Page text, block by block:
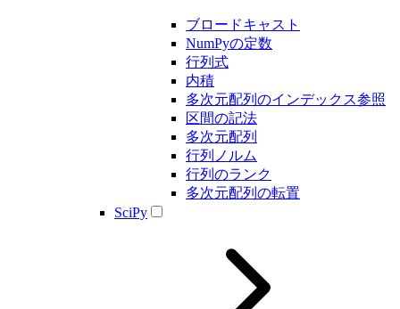
ブロードキャスト
NumPyの定数
行列式
内積
多次元配列のインデックス参照
区間の記法
多次元配列
行列ノルム
行列のランク
多次元配列の転置
SciPy